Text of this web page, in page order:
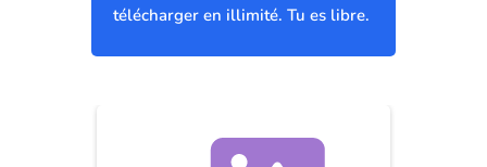
télécharger en illimité. Tu es libre.